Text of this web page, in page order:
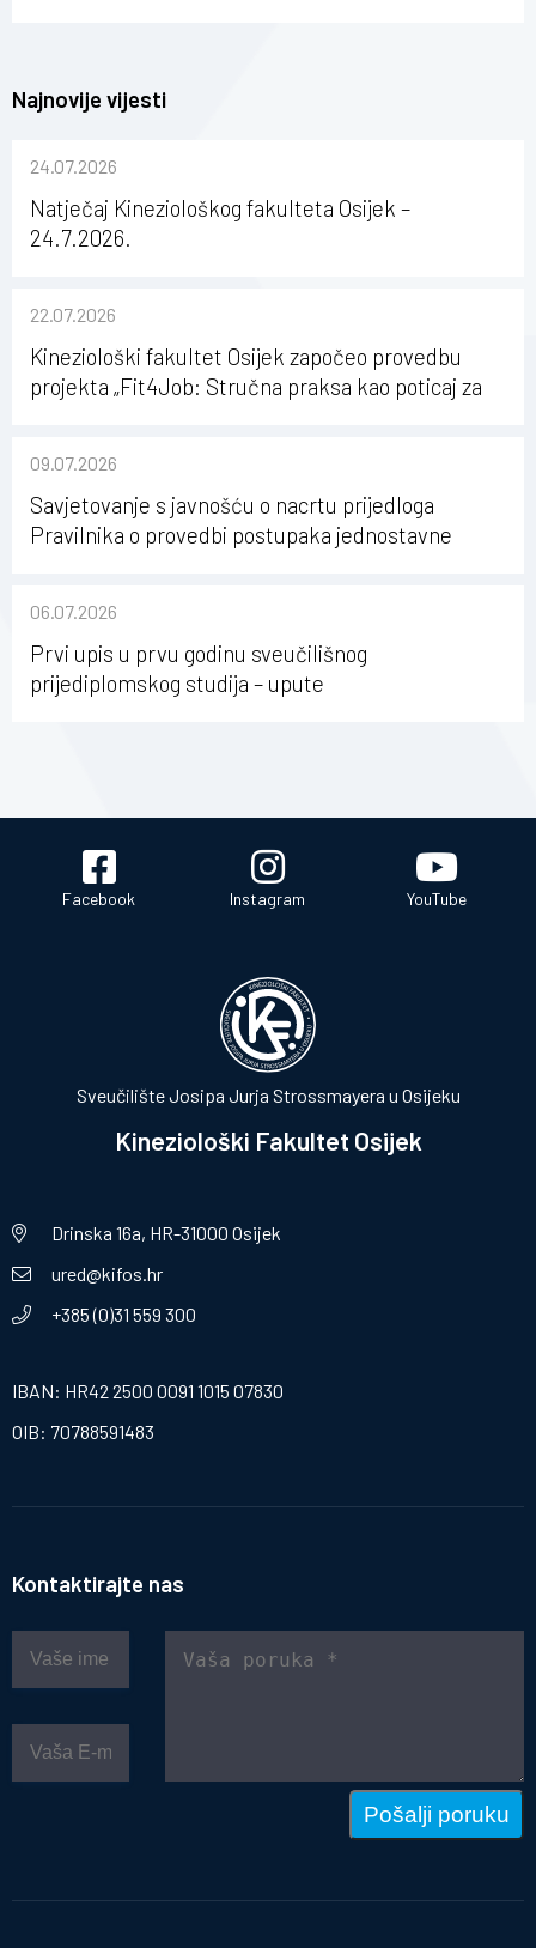
Najnovije vijesti
24.07.2026
Natječaj Kineziološkog fakulteta Osijek –
24.7.2026.
22.07.2026
Kineziološki fakultet Osijek započeo provedbu
projekta „Fit4Job: Stručna praksa kao poticaj za
09.07.2026
Savjetovanje s javnošću o nacrtu prijedloga
Pravilnika o provedbi postupaka jednostavne
Osijeku
06.07.2026
Prvi upis u prvu godinu sveučilišnog
prijediplomskog studija – upute
Facebook Instagram YouTube
Sveučilište Josipa Jurja Strossmayera u Osijeku
Kineziološki Fakultet Osijek
Drinska 16a, HR-31000 Osijek
ured@kifos.hr
+385 (0)31 559 300
IBAN: HR42 2500 0091 1015 07830
OIB: 70788591483
Kontaktirajte nas
Pošalji poruku